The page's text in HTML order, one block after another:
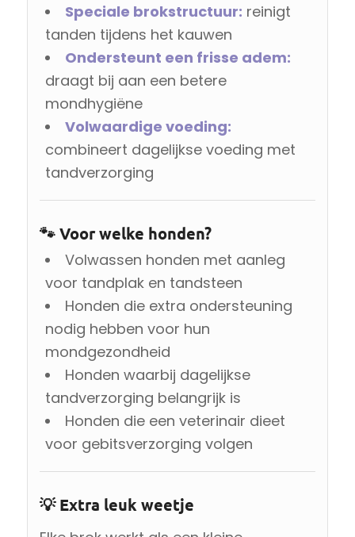
Speciale brokstructuur: reinigt
tanden tijdens het kauwen
Ondersteunt een frisse adem:
draagt bij aan een betere
mondhygiëne
Volwaardige voeding:
combineert dagelijkse voeding met
tandverzorging
🐾 Voor welke honden?
Volwassen honden met aanleg
voor tandplak en tandsteen
Honden die extra ondersteuning
nodig hebben voor hun
mondgezondheid
Honden waarbij dagelijkse
tandverzorging belangrijk is
Honden die een veterinair dieet
voor gebitsverzorging volgen
💡 Extra leuk weetje